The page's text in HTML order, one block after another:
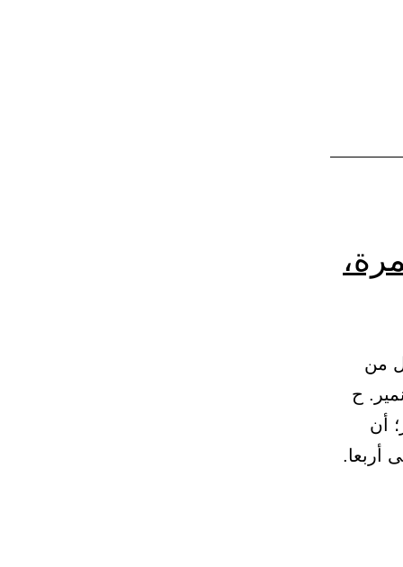
من
نمير. ح
أن
أربعا.